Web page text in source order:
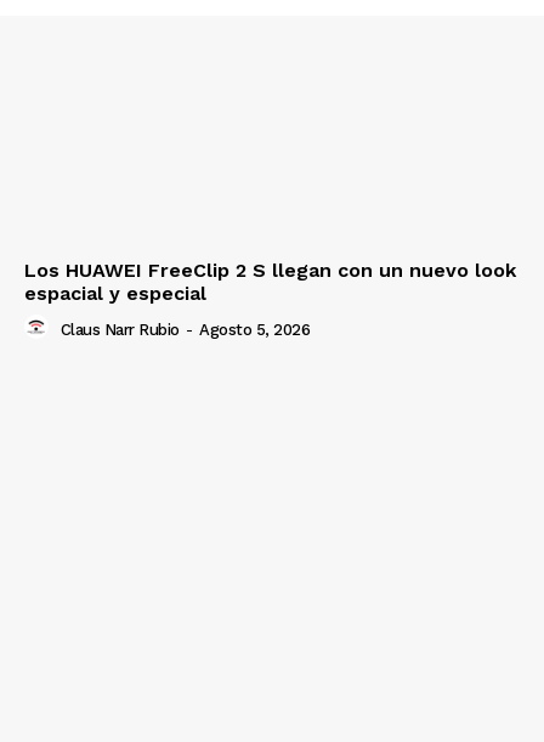
Los HUAWEI FreeClip 2 S llegan con un nuevo look
espacial y especial
Claus Narr Rubio - Agosto 5, 2026